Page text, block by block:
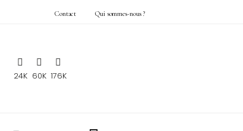
Contact Qui sommes-nous ?
24K 60K 176K